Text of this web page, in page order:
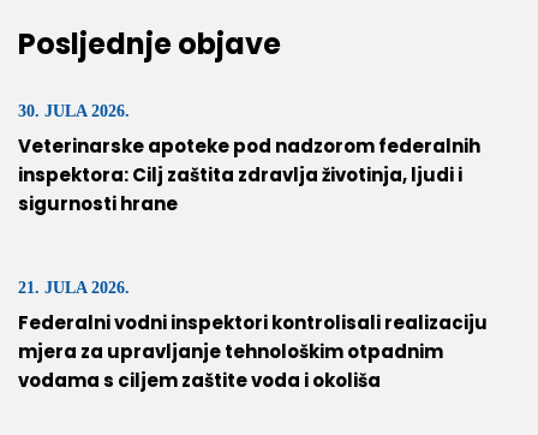
Posljednje objave
30. JULA 2026.
Veterinarske apoteke pod nadzorom federalnih
inspektora: Cilj zaštita zdravlja životinja, ljudi i
sigurnosti hrane
21. JULA 2026.
Federalni vodni inspektori kontrolisali realizaciju
mjera za upravljanje tehnološkim otpadnim
vodama s ciljem zaštite voda i okoliša